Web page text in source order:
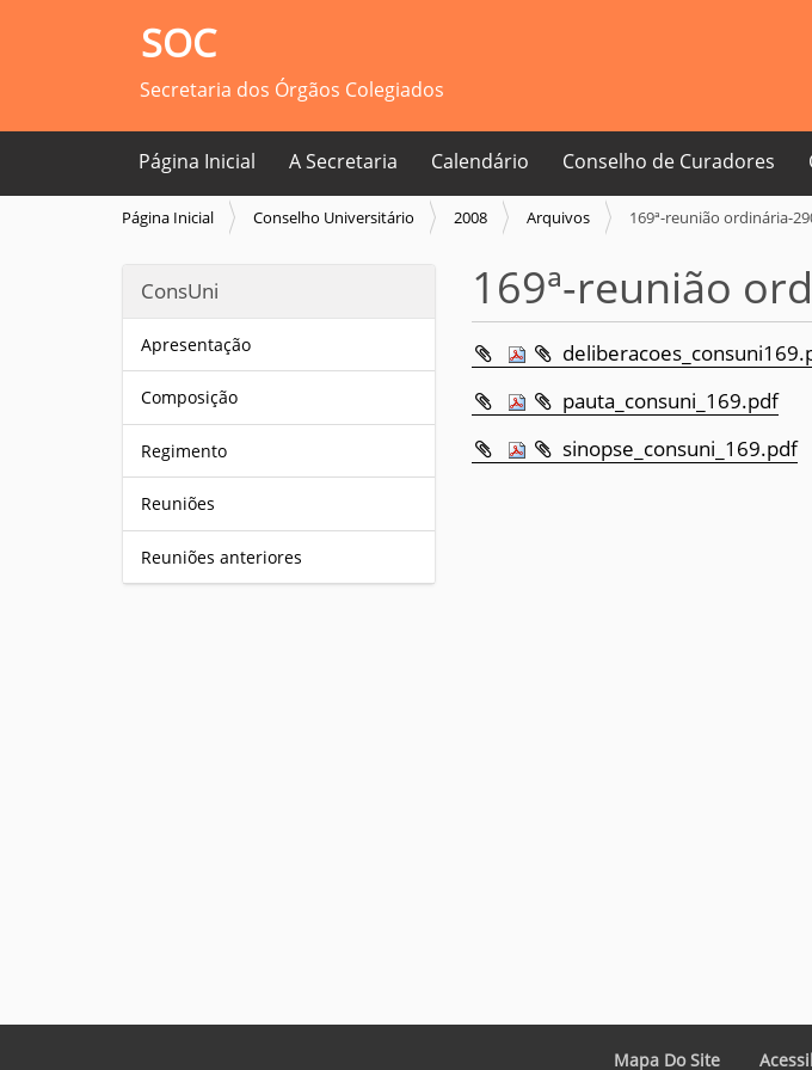
SOC
Secretaria dos Órgãos Colegiados
Página Inicial A Secretaria Calendário Conselho de Curadores
V
e
t
Página Inicial Conselho Universitário 2008 Arquivos 169ª-reunião ordinária-
ConsUni
Apresentação
Composição
Regimento
Reuniões
Reuniões anteriores
169ª-reunião
pauta_consuni_169.pdf
sinopse_consuni_169.pdf
Mapa Do Site